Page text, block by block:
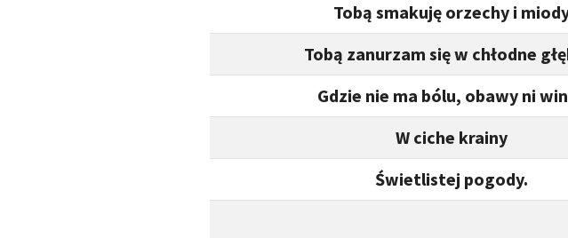
Tobą smakuję orzechy i
Tobą zanurzam się w chłodne
Gdzie nie ma bólu, obawy ni
W ciche krainy
Świetlistej pogody.